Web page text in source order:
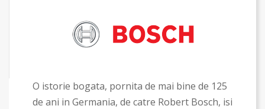
O istorie bogata, pornita de mai bine de 125
de ani in Germania, de catre Robert Bosch, isi